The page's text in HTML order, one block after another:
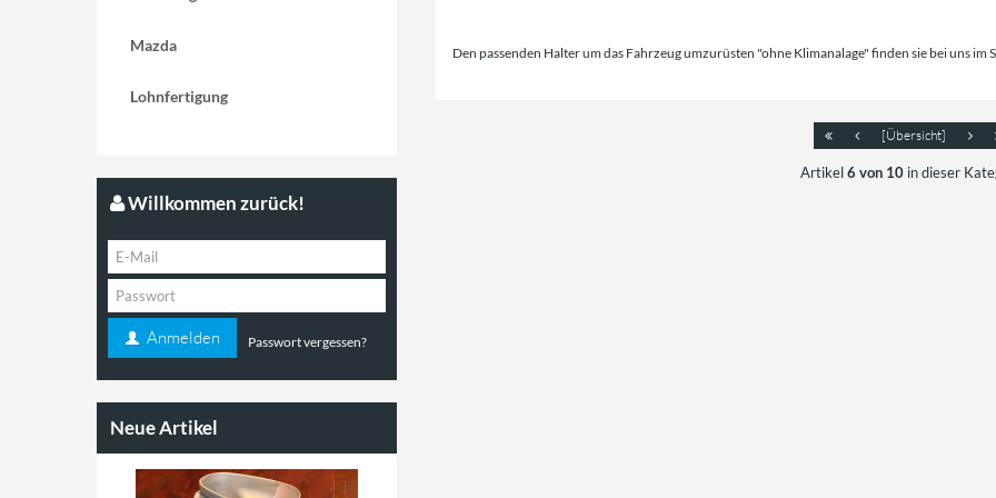
Den passenden Halter um das Fahrzeug umzurüsten "ohne Klimanalage" finden sie bei uns im
[Übersicht]
Artikel6 von 10 in dieser
Mazda
Lohnfertigung
Willkommen zurück!
Anmelden Passwort vergessen?
Neue Artikel